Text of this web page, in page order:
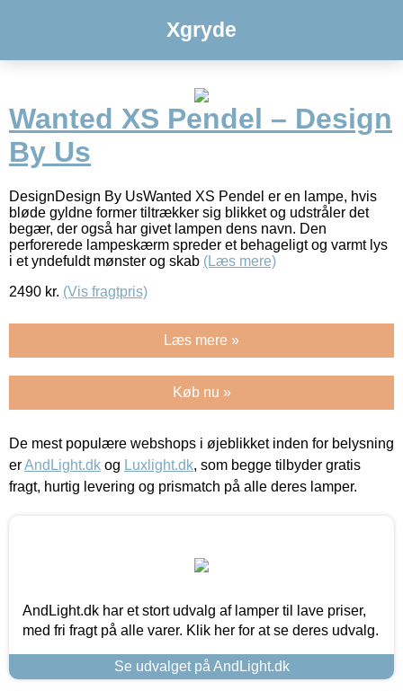
Xgryde
Wanted XS Pendel – Design
By Us
DesignDesign By UsWanted XS Pendel er en lampe, hvis
bløde gyldne former tiltrækker sig blikket og udstråler det
begær, der også har givet lampen dens navn. Den
perforerede lampeskærm spreder et behageligt og varmt lys
i et yndefuldt mønster og skab (Læs mere)
2490 kr. (Vis fragtpris)
Læs mere »
Køb nu »
De mest populære webshops i øjeblikket inden for belysning
erAndLight.dk og Luxlight.dk, som begge tilbyder gratis
fragt, hurtig levering og prismatch på alle deres lamper.
AndLight.dk har et stort udvalg af lamper til lave priser,
med fri fragt på alle varer. Klik her for at se deres udvalg.
Se udvalget på AndLight.dk